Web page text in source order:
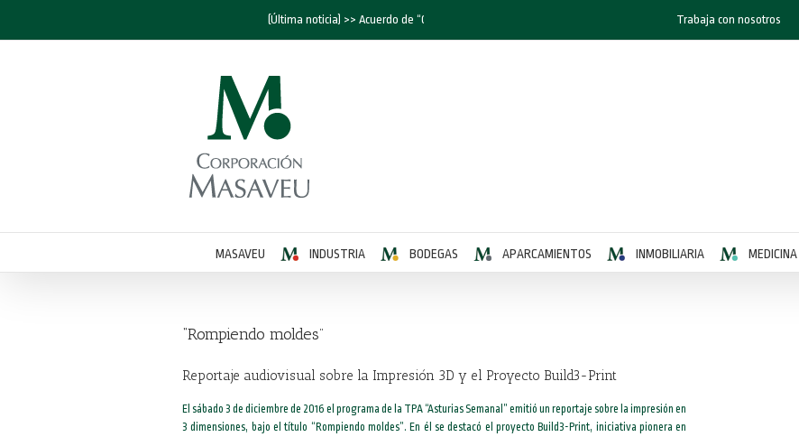
(Última noticia) >> Acuerdo de “Corporación Masaveu” y EDP en relación a la central térmica de Aboño.
Trabaja con nosotros
MASAVEU INDUSTRIA BODEGAS APARCAMIENTOS INMOBILIARIA MEDICINA
“Rompiendo moldes”
Reportaje audiovisual sobre la Impresión 3D y el Proyecto Build3-Print
El sábado 3 de diciembre de 2016 el programa de la TPA “Asturias Semanal” emitió un reportaje sobre la impresión en
3 dimensiones, bajo el título “Rompiendo moldes”. En él se destacó el proyecto Build3-Print, iniciativa pionera en